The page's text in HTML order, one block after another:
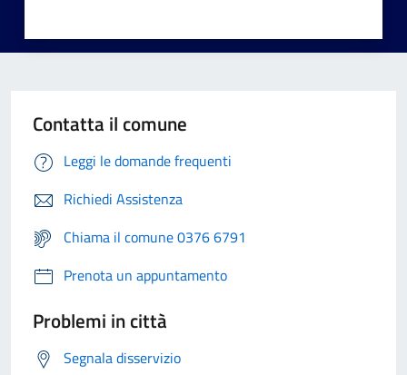
Contatta il comune
Leggi le domande frequenti
Richiedi Assistenza
Chiama il comune 0376 6791
Prenota un appuntamento
Problemi in città
Segnala disservizio